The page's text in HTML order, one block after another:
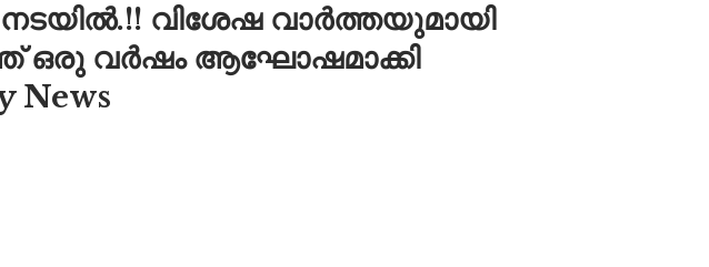
വിശേഷ വാർത്തയുമായി
ഒരു വർഷം ആഘോഷമാക്കി
News